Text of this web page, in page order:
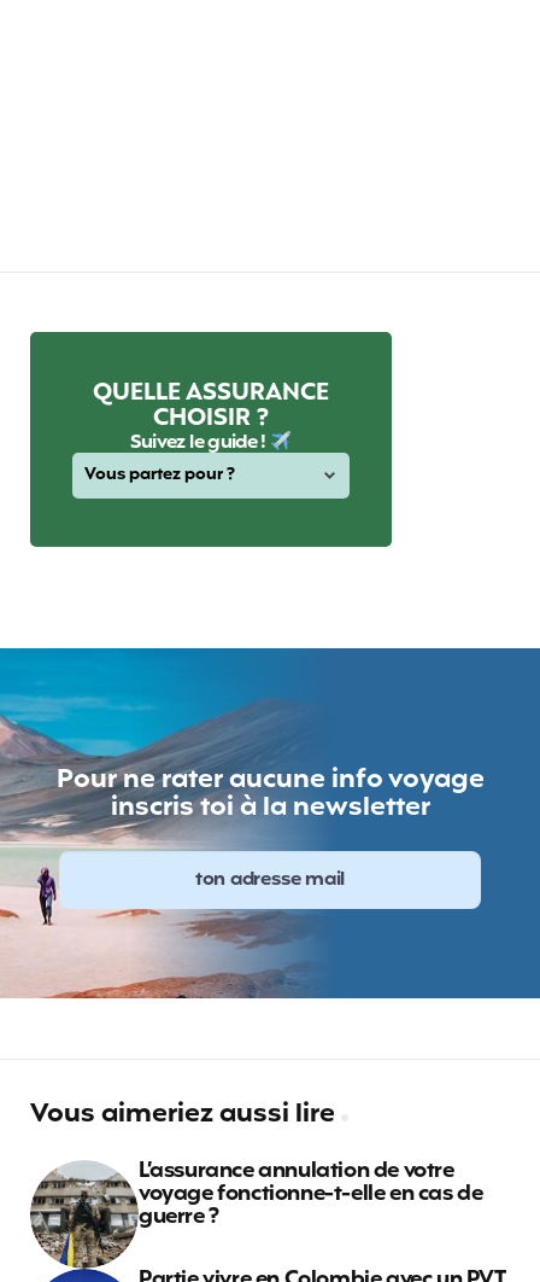
QUELLE ASSURANCE
CHOISIR ?
Suivez le guide !
Pour ne rater aucune info voyage
inscris toi à la newsletter
Vous aimeriez aussi lire
L’assurance annulation de votre
voyage fonctionne-t-elle en cas de
guerre ?